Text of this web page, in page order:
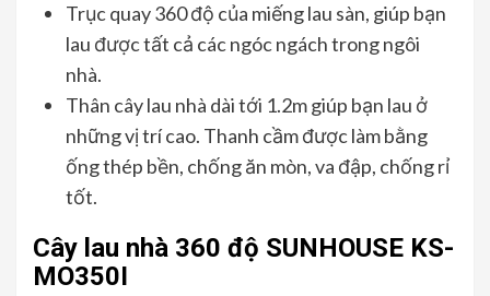
Trục quay 360 độ của miếng lau sàn, giúp bạn
lau được tất cả các ngóc ngách trong ngôi
nhà.
Thân cây lau nhà dài tới 1.2m giúp bạn lau ở
những vị trí cao. Thanh cầm được làm bằng
ống thép bền, chống ăn mòn, va đập, chống rỉ
tốt.
Cây lau nhà 360 độ SUNHOUSE KS-
MO350I